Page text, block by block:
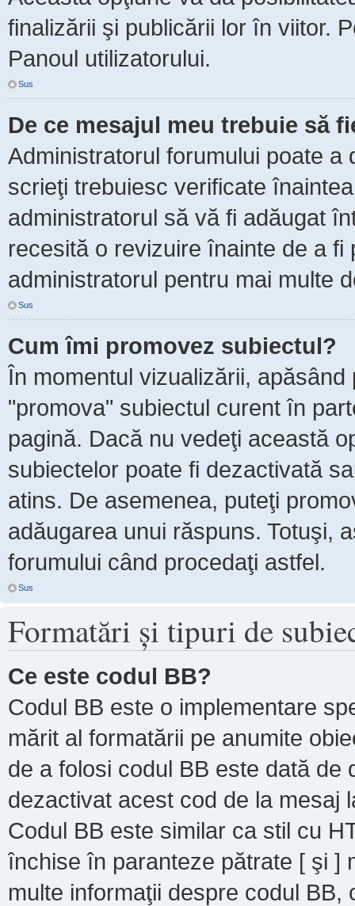
finalizării şi publicării lor în viitor.
Panoul utilizatorului.
Sus
De ce mesajul meu trebuie să
Administratorul forumului poate
scrieţi trebuiesc verificate
administratorul să vă fi adăugat
recesită o revizuire înainte de a
administratorul pentru mai multe
Sus
Cum îmi promovez subiectul?
În momentul vizualizării, apăsând
"promova" subiectul curent în
pagină. Dacă nu vedeţi această
subiectelor poate fi dezactivată
atins. De asemenea, puteţi
adăugarea unui răspuns. Totuşi,
forumului când procedaţi astfel.
Sus
Formatări şi tipuri de
Ce este codul BB?
Codul BB este o implementare
mărit al formatării pe anumite
de a folosi codul BB este dată de
dezactivat acest cod de la mesaj
Codul BB este similar ca stil cu
închise în paranteze pătrate [ şi ]
multe informaţii despre codul